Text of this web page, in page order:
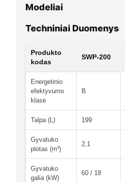
Modeliai
Techniniai Duomenys
Produkto
kodas
SWP-200
Energetinio
efektyvumo
klasė
B
Talpa (L) 199
Gyvatuko
plotas (m²)
2,1
Gyvatuko
galia (kW)
60 / 18